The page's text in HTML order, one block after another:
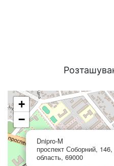
Dnipro-M
проспект Соборний,
область, 69000
+
−